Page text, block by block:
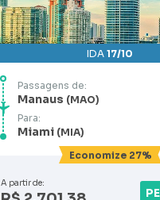
IDA17/10
Passagens de:
Manaus MAO
Para:
Miami MIA
Economize 27%
A partir de: